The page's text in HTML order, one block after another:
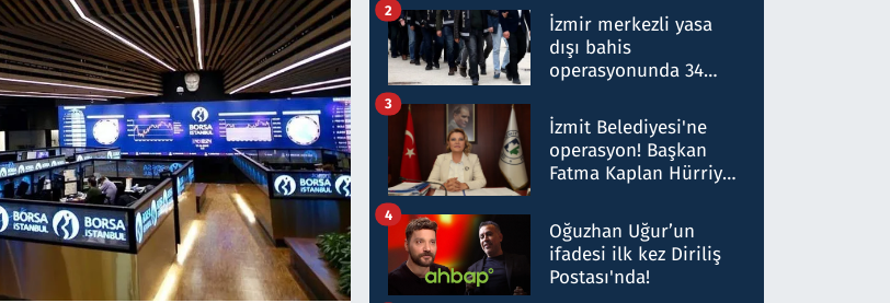
hakkında gözaltı kararı
İzmir merkezli yasa
dışı bahis
operasyonunda 34
Milyar liralık para
trafiği tespit edildi
2
İzmit Belediyesi'ne
operasyon! Başkan
Fatma Kaplan Hürriyet
3
Oğuzhan Uğur’un
ifadesi ilk kez Diriliş
Postası'nda!
4